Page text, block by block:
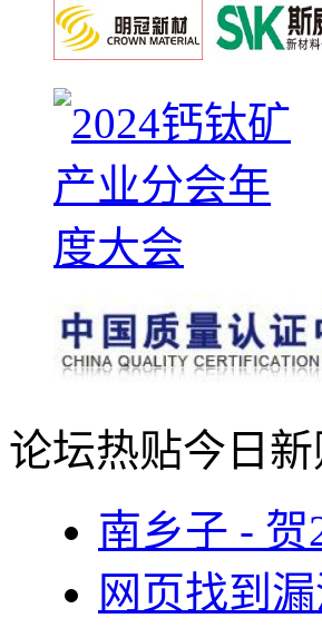
论坛热贴今日
南乡子 -
网页找到